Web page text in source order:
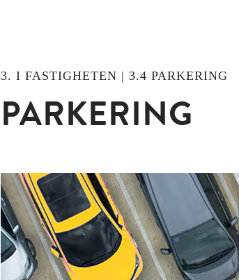
3. I FASTIGHETEN | 3.4 PARKERING
PARKERING